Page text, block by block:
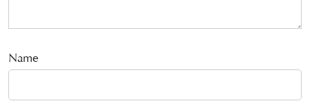
Name